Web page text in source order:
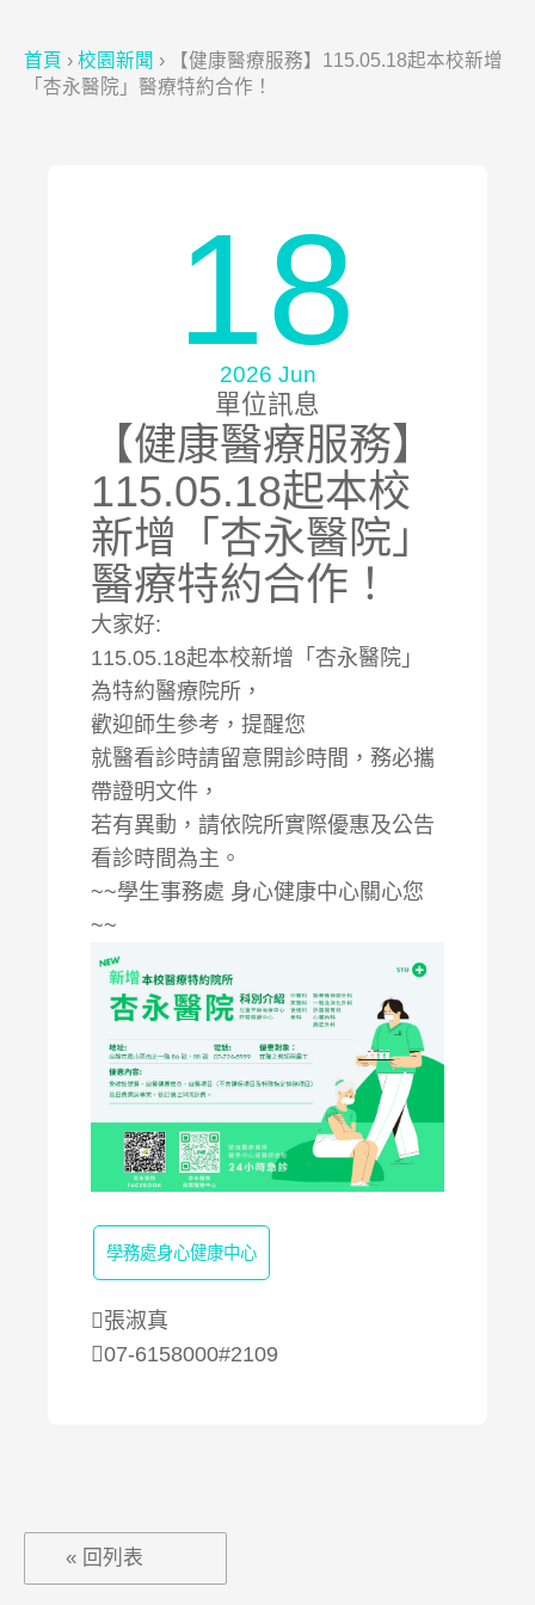
首頁 › 校園新聞 ›
【健康醫療服務】115.05.18起本校新增
「杏永醫院」醫療特約合作！
18
2026 Jun
單位訊息
【健康醫療服務】
115.05.18起本校
新增「杏永醫院」
醫療特約合作！
大家好:
115.05.18起本校新增「杏永醫院」
為特約醫療院所，
歡迎師生參考，提醒您
就醫看診時請留意開診時間，務必攜
帶證明文件，
若有異動，請依院所實際優惠及公告
看診時間為主。
~~學生事務處 身心健康中心關心您
~~
學務處身心健康中心
張淑真
07-6158000#2109
« 回列表